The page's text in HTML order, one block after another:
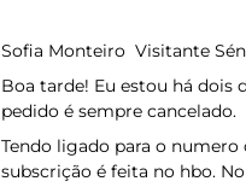
Sofia Monteiro Visitante
Boa tarde! Eu estou há dois
pedido é sempre cancelado.
Tendo ligado para o
subscrição é feita no hbo.